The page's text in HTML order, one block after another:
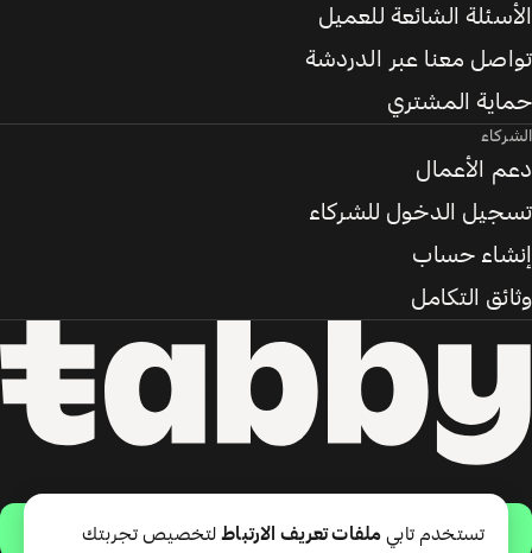
حمّل التطبيق
الأسئلة الشائعة للعميل
تواصل معنا عبر الدردشة
حماية المشتري
الشركاء
دعم الأعمال
تسجيل الدخول للشركاء
إنشاء حساب
وثائق التكامل
تستخدم تابي ملفات تعريف الارتباطلتخصيص تجربتك